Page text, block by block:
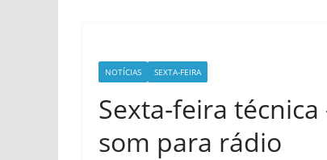
NOTÍCIAS SEXTA-FEIRA
Sexta-feira
som para rádio